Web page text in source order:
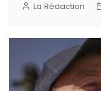
La Rédaction